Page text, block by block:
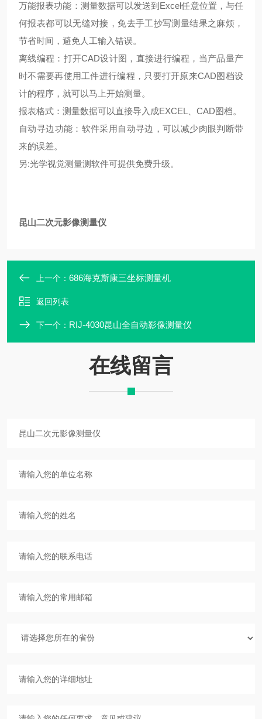
万能报表功能：测量数据可以发送到Excel任意位置，与任
何报表都可以无缝对接，免去手工抄写测量结果之麻烦，
节省时间，避免人工输入错误。
离线编程：打开CAD设计图，直接进行编程，当产品量产
时不需要再使用工件进行编程，只要打开原来CAD图档设
计的程序，就可以马上开始测量。
报表格式：测量数据可以直接导入成EXCEL、CAD图档。
自动寻边功能：软件采用自动寻边，可以减少肉眼判断带
来的误差。
另:光学视觉测量测软件可提供免费升级。
昆山二次元影像测量仪
上一个： 686海克斯康三坐标测量机
返回列表
下一个： RIJ-4030昆山全自动影像测量仪
在线留言